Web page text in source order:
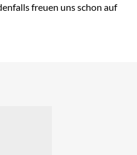
freuen uns schon auf